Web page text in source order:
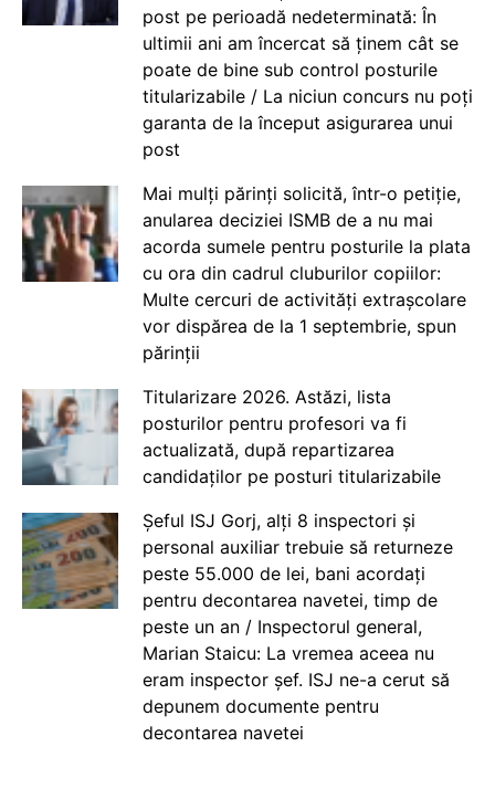
post pe perioadă nedeterminată: În
ultimii ani am încercat să ținem cât se
poate de bine sub control posturile
titularizabile / La niciun concurs nu poți
garanta de la început asigurarea unui
post
Mai mulți părinți solicită, într-o petiție,
anularea deciziei ISMB de a nu mai
acorda sumele pentru posturile la plata
cu ora din cadrul cluburilor copiilor:
Multe cercuri de activități extrașcolare
vor dispărea de la 1 septembrie, spun
părinții
Titularizare 2026. Astăzi, lista
posturilor pentru profesori va fi
actualizată, după repartizarea
candidaților pe posturi titularizabile
Șeful ISJ Gorj, alți 8 inspectori și
personal auxiliar trebuie să returneze
peste 55.000 de lei, bani acordați
pentru decontarea navetei, timp de
peste un an / Inspectorul general,
Marian Staicu: La vremea aceea nu
eram inspector șef. ISJ ne-a cerut să
depunem documente pentru
decontarea navetei